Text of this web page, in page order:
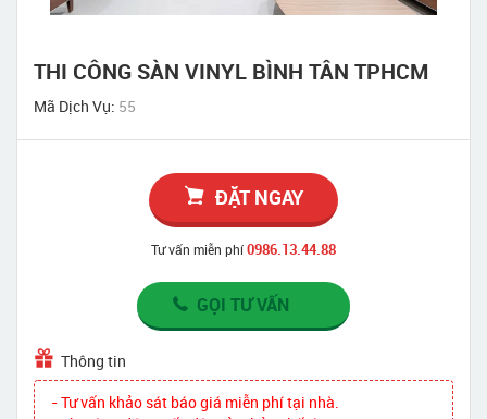
THI CÔNG SÀN VINYL BÌNH TÂN TPHCM
Mã Dịch Vụ: 55
ĐẶT NGAY
Tư vấn miễn phí0986.13.44.88
GỌI TƯ VẤN
Thông tin
- Tư vấn khảo sát báo giá miễn phí tại nhà.